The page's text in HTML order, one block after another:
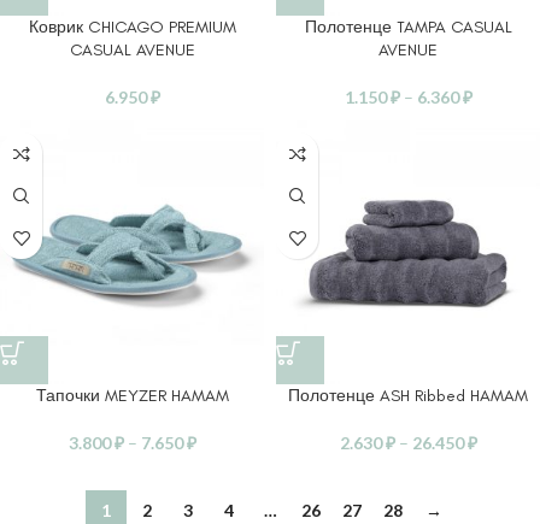
Коврик CHICAGO PREMIUM
CASUAL AVENUE
6.950₽
Полотенце TAMPA CASUAL
AVENUE
1.150₽ – 6.360₽
Тапочки MEYZER HAMAM
3.800₽ – 7.650₽
Полотенце ASH Ribbed HAMAM
2.630₽ – 26.450₽
1 2 3 4 … 26 27 28 →